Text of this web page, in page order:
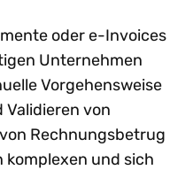
oder e-Invoices
Unternehmen
Vorgehensweise
von
Rechnungsbetrug
und sich